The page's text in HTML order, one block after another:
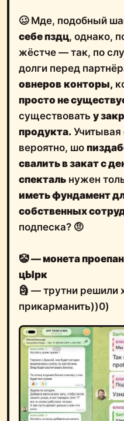
🥴 Мде, подобный
себе пздц, однако,
жёстче — так, по
долги перед
овнеров конторы,
просто не
существовать у
продукта. Учитывая
вероятно, шо
свалить в закат с
спекталь нужен
иметь фундамент
собственных
подпеска? 🤨
🤡— монета
цЫрк
🗿 — трутни решили
прикарманить))0)